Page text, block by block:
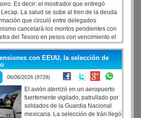
Es decir: el mostrador que entregó
La salud se sube al tren de la deuda
que circuló entre delegados
cancelará los montos pendientes con
del Tesoro en pesos con vencimiento el
con EEUU, la selección de
06/06/2026 (8728)
El avión aterrizó en un aeropuerto
fuertemente vigilado, patrullado por
soldados de la Guardia Nacional
mexicana. La selección de Irán llegó